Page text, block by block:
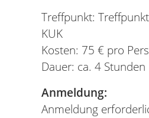
Treffpunkt:
KUK
Kosten: 75 € pro
Dauer: ca. 4 Stunden
Anmeldung:
Anmeldung